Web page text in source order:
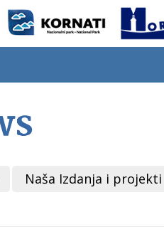
Naša Izdanja i projekti